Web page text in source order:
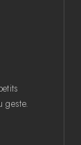
geste.